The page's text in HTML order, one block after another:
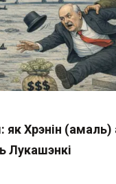
як Хрэнін
Лукашэнкі